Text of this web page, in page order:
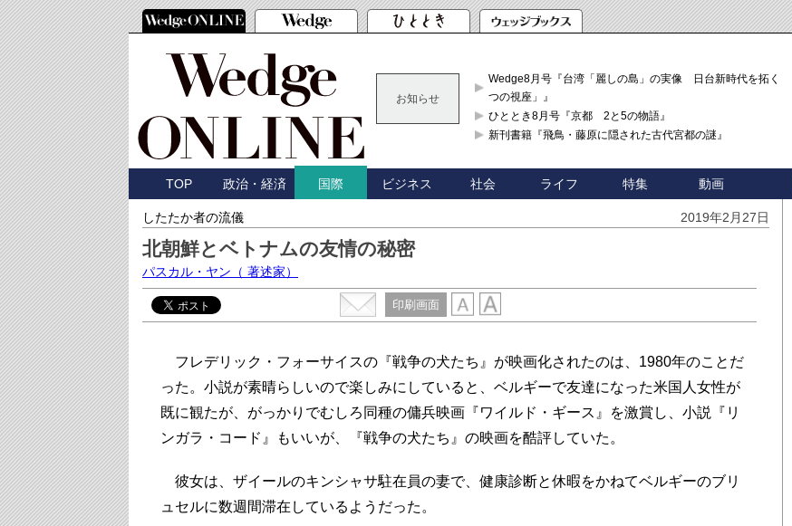
お知らせ
Wedge8月号『台湾「麗しの島」の実像 日台新時代を拓く「3
つの視座」』
ひととき8月号『京都 2と5の物語』
新刊書籍『飛鳥・藤原に隠された古代宮都の謎』
TOP 政治・経済 国際 ビジネス 社会 ライフ 特集 動画
したたか者の流儀 2019年2月27日
北朝鮮とベトナムの友情の秘密
パスカル・ヤン （ 著述家）
印刷画面
フレデリック・フォーサイスの『戦争の犬たち』が映画化されたのは、1980年のことだ
った。 小説が素晴らしいので楽しみにしていると、 ベルギーで友達になった米国人女性が
既に観たが、 がっかりでむしろ同種の傭兵映画『ワイルド・ギース』を激賞し、 小説『リ
ンガラ・コード』もいいが、『戦争の犬たち』の映画を酷評していた。
彼女は、ザイールのキンシャサ駐在員の妻で、 健康診断と休暇をかねてベルギーのブリ
ュセルに数週間滞在しているようだった。